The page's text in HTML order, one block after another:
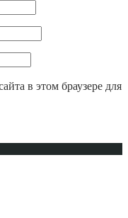
в этом браузере для